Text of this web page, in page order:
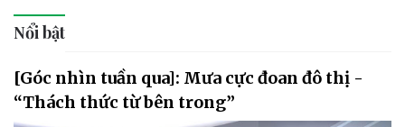
Nổi bật
[Góc nhìn tuần qua]: Mưa cực đoan đô thị -
“Thách thức từ bên trong”